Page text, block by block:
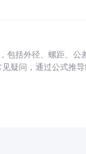
包括外径、螺距、
见疑问，通过公式推